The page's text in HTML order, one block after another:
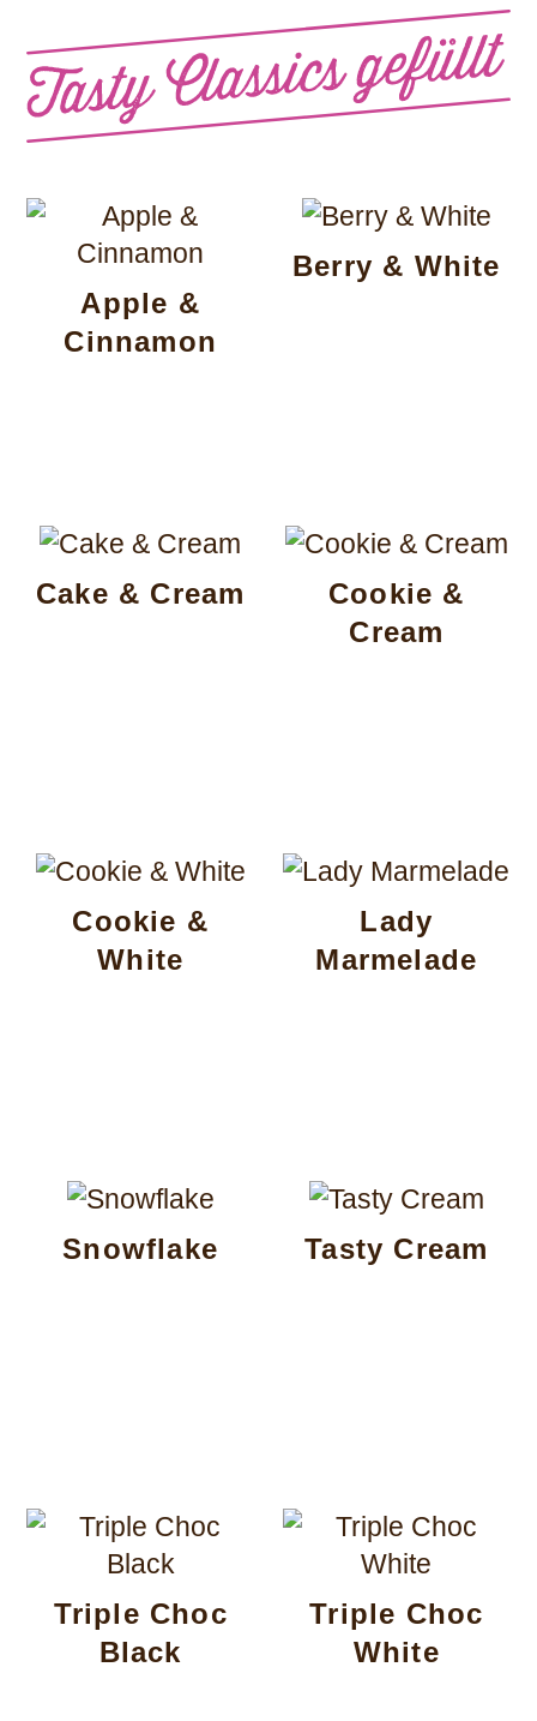
Apple &
Cinnamon
Berry & White
Cake & Cream
Cookie &
Cream
Cookie &
White
Lady
Marmelade
Snowflake Tasty Cream
Triple Choc
Black
Triple Choc
White